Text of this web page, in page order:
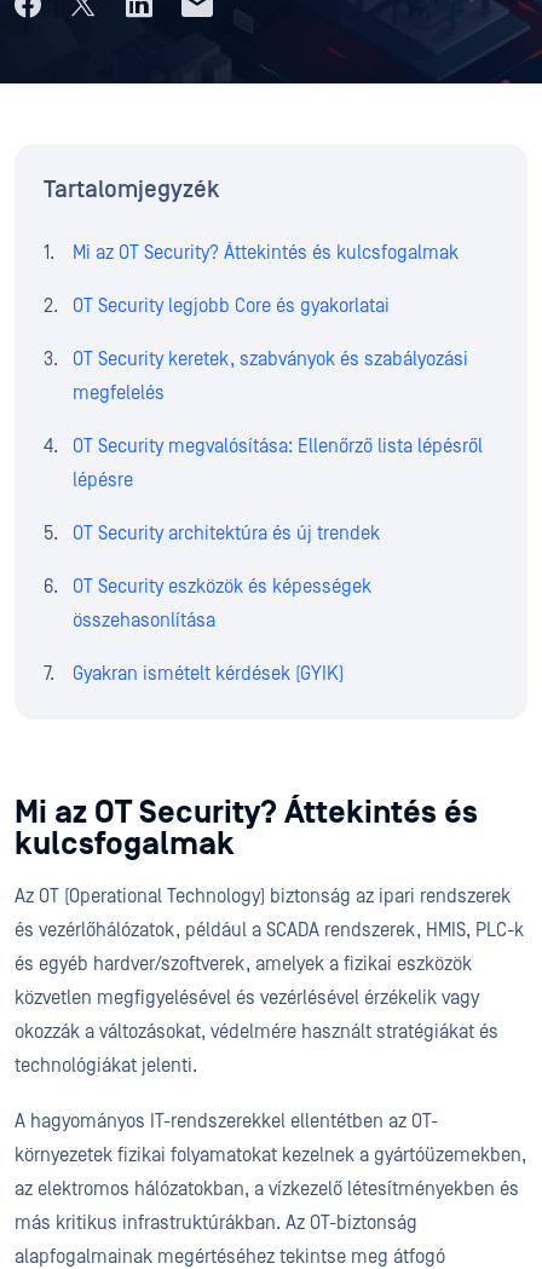
Tartalomjegyzék
Mi az OT Security? Áttekintés és kulcsfogalmak
OT Security legjobb Core és gyakorlatai
OT Security keretek, szabványok és szabályozási
megfelelés
OT Security megvalósítása: Ellenőrző lista lépésről
lépésre
OT Security architektúra és új trendek
OT Security eszközök és képességek
összehasonlítása
Gyakran ismételt kérdések (GYIK)
Mi az OT Security? Áttekintés és
kulcsfogalmak
Az OT (Operational Technology) biztonság az ipari rendszerek
és vezérlőhálózatok, például a SCADA rendszerek, HMIS, PLC-k
és egyéb hardver/szoftverek, amelyek a fizikai eszközök
közvetlen megfigyelésével és vezérlésével érzékelik vagy
okozzák a változásokat, védelmére használt stratégiákat és
technológiákat jelenti.
A hagyományos IT-rendszerekkel ellentétben az OT-
környezetek fizikai folyamatokat kezelnek a gyártóüzemekben,
az elektromos hálózatokban, a vízkezelő létesítményekben és
más kritikus infrastruktúrákban. Az OT-biztonság
alapfogalmainak megértéséhez tekintse meg átfogó